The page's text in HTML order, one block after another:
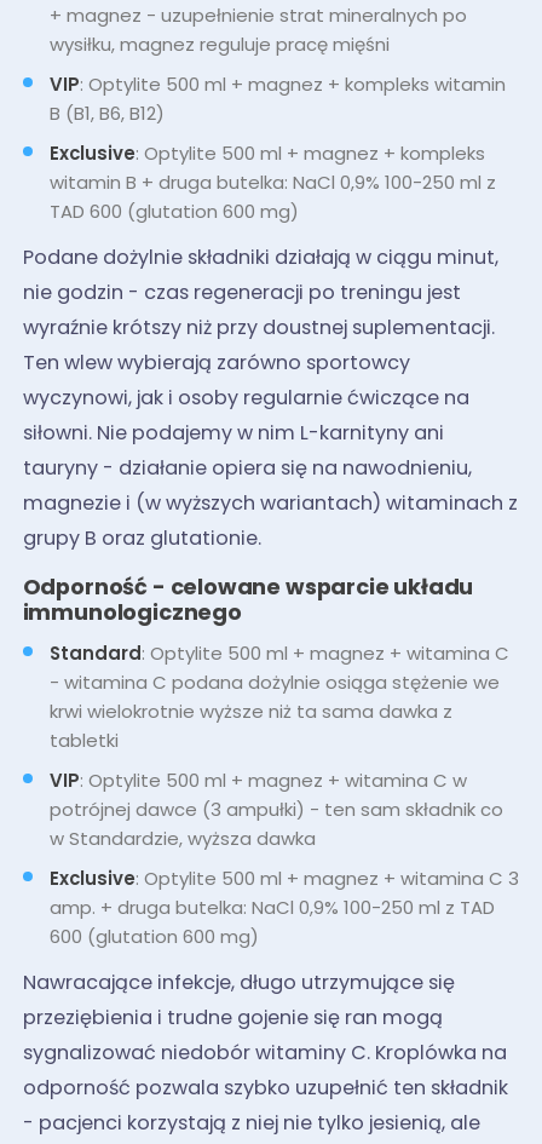
+ magnez - uzupełnienie strat mineralnych po
wysiłku, magnez reguluje pracę mięśni
VIP: Optylite 500 ml + magnez + kompleks witamin
B (B1, B6, B12)
Exclusive: Optylite 500 ml + magnez + kompleks
witamin B + druga butelka: NaCl 0,9% 100-250 ml z
TAD 600 (glutation 600 mg)
Podane dożylnie składniki działają w ciągu minut,
nie godzin - czas regeneracji po treningu jest
wyraźnie krótszy niż przy doustnej suplementacji.
Ten wlew wybierają zarówno sportowcy
wyczynowi, jak i osoby regularnie ćwiczące na
siłowni. Nie podajemy w nim L-karnityny ani
tauryny - działanie opiera się na nawodnieniu,
magnezie i (w wyższych wariantach) witaminach z
grupy B oraz glutationie.
Odporność - celowane wsparcie układu
immunologicznego
Standard: Optylite 500 ml + magnez + witamina C
- witamina C podana dożylnie osiąga stężenie we
krwi wielokrotnie wyższe niż ta sama dawka z
tabletki
VIP: Optylite 500 ml + magnez + witamina C w
potrójnej dawce (3 ampułki) - ten sam składnik co
w Standardzie, wyższa dawka
Exclusive: Optylite 500 ml + magnez + witamina C 3
amp. + druga butelka: NaCl 0,9% 100-250 ml z TAD
600 (glutation 600 mg)
Nawracające infekcje, długo utrzymujące się
przeziębienia i trudne gojenie się ran mogą
sygnalizować niedobór witaminy C. Kroplówka na
odporność pozwala szybko uzupełnić ten składnik
- pacjenci korzystają z niej nie tylko jesienią, ale